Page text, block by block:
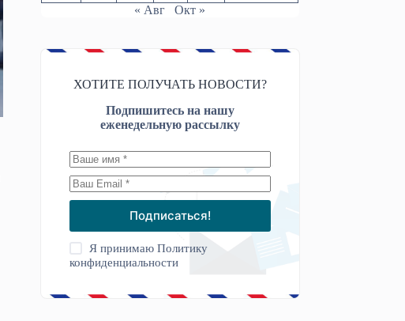
« Авг
Окт »
ХОТИТЕ ПОЛУЧАТЬ НОВОСТИ?
Подпишитесь на нашу
еженедельную рассылку
Подписаться!
Я принимаюПолитику
конфиденциальности